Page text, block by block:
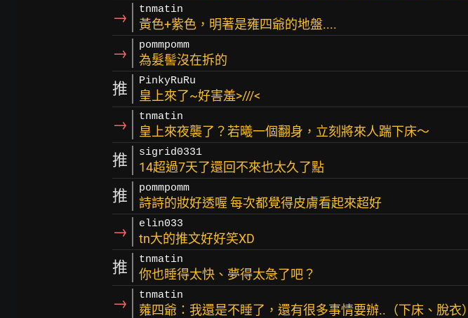
→ tnmatin
黃色+紫色，明著是雍四爺的地盤....
→ pommpomm
為髮髻沒在拆的
推 PinkyRuRu
皇上來了~好害羞>///<
→ tnmatin
皇上來夜襲了？若曦一個翻身，立刻將來人踹下床～
推 sigrid0331
14超過7天了還回不來也太久了點
推 pommpomm
詩詩的妝好透喔 每次都覺得皮膚看起來超好
→ elin033
tn大的推文好好笑XD
推 tnmatin
你也睡得太快、夢得太急了吧？
→ tnmatin
蕹四爺：我還是不睡了，還有很多事情要辦..（下床、脫衣）